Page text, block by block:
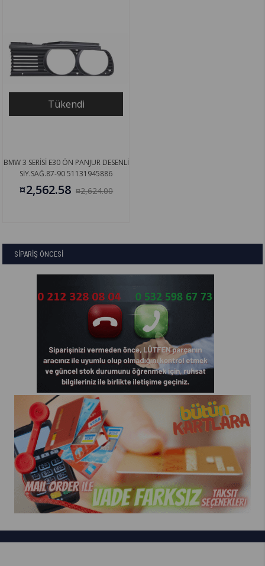
Tükendi
BMW 3 SERİSİ E30 ÖN PANJUR DESENLİ
SİY.SAĞ.87-90 51131945886
¤2,562.58 ¤2,624.00
SİPARİŞ ÖNCESİ